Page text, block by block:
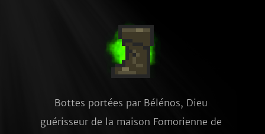
Bottes portées par Bélénos, Dieu
guérisseur de la maison Fomorienne de